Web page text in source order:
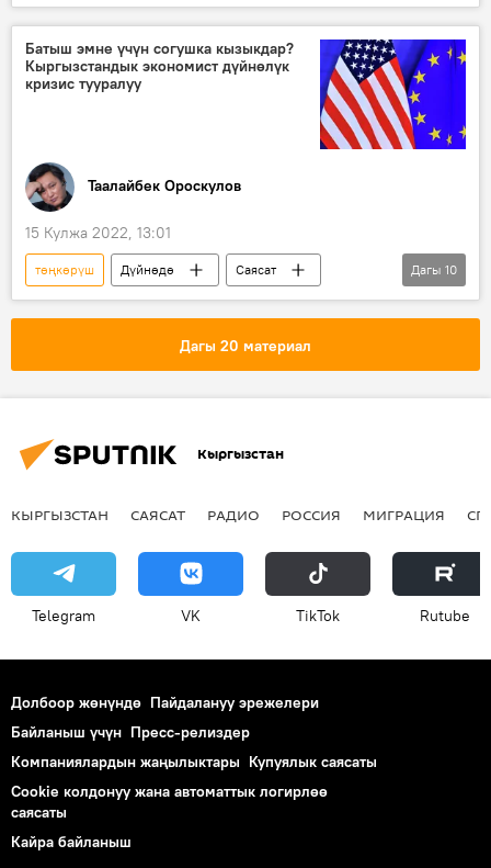
АКШ
революция
Батыш эмне үчүн согушка кызыкдар?
Кыргызстандык экономист дүйнөлүк
кризис тууралуу
Таалайбек Ороскулов
15 Кулжа 2022, 13:01
төңкөрүш Дүйнөдө
Саясат
Экономика
Россия
АКШ
рубль
юань
хаос
Айылчы Сарыбаев
Дагы 10
Дагы 20 материал
Кыргызстан
КЫРГЫЗСТАН САЯСАТ РАДИО РОССИЯ МИГРАЦИЯ
Telegram VK ТikТоk Rutube
Долбоор жөнүндө Пайдалануу эрежелери
Байланыш үчүн Пресс-релиздер
Компаниялардын жаңылыктары Купуялык саясаты
Cookie колдонуу жана автоматтык логирлөө
саясаты
Кайра байланыш